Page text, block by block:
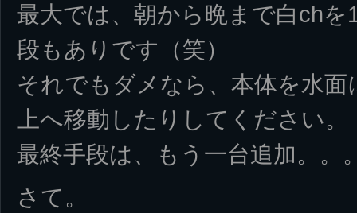
最大では、朝から晩まで白ch
段もありです（笑）
それでもダメなら、本体を水
上へ移動したりしてください。
最終手段は、もう一台追加。。
さて。